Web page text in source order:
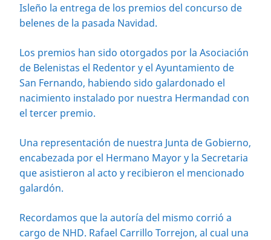
Isleño la entrega de los premios del concurso de
belenes de la pasada Navidad.
Los premios han sido otorgados por la Asociación
de Belenistas el Redentor y el Ayuntamiento de
San Fernando, habiendo sido galardonado el
nacimiento instalado por nuestra Hermandad con
el tercer premio.
Una representación de nuestra Junta de Gobierno,
encabezada por el Hermano Mayor y la Secretaria
que asistieron al acto y recibieron el mencionado
galardón.
Recordamos que la autoría del mismo corrió a
cargo de NHD. Rafael Carrillo Torrejon, al cual una